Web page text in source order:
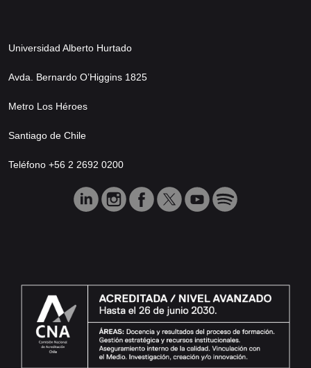
Universidad Alberto Hurtado
Avda. Bernardo O’Higgins 1825
Metro Los Héroes
Santiago de Chile
Teléfono +56 2 2692 0200